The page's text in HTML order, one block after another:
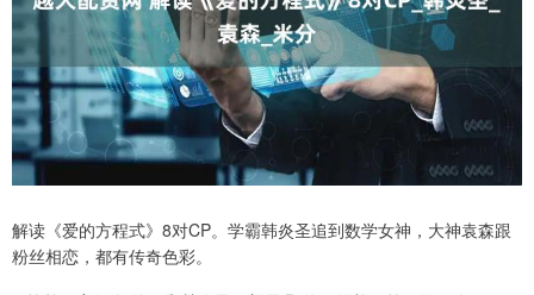
解读《爱的方程式》8对CP。学霸韩炎圣追到数学女神，大神袁森跟
粉丝相恋，都有传奇色彩。